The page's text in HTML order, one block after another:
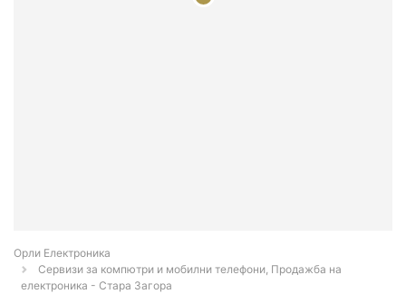
Орли Електроника
Сервизи за компютри и мобилни телефони, Продажба на
електроника - Стара Загора